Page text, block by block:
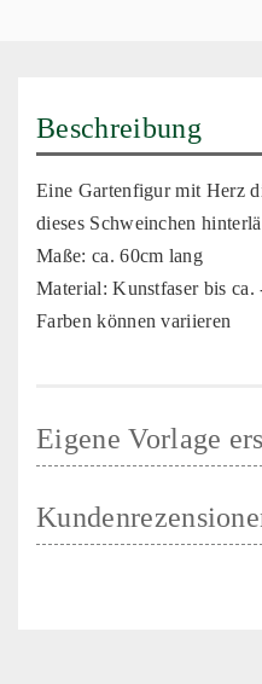
Beschreibung
Eine Gartenfigur mit Herz
dieses Schweinchen
Maße: ca. 60cm lang
Material: Kunstfaser bis ca.
Farben können variieren
Eigene Vorlage